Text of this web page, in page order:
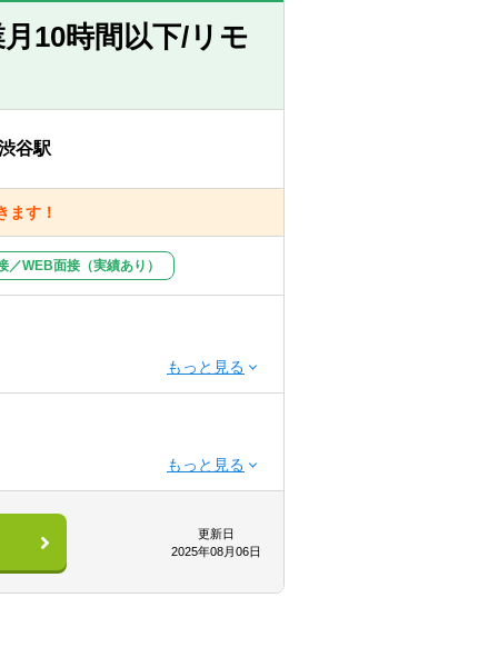
10時間以下/リモ
谷駅
ます！
／WEB面接（実績あり）
更新日
2025年08月06日